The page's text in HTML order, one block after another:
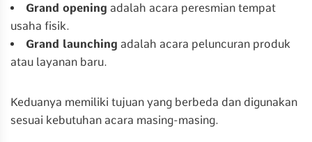
Grand opening adalah acara peresmian tempat
usaha fisik.
Grand launching adalah acara peluncuran produk
atau layanan baru.
Keduanya memiliki tujuan yang berbeda dan digunakan
sesuai kebutuhan acara masing-masing.